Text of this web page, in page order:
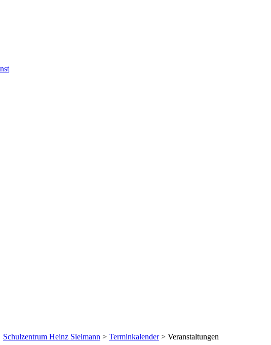
Schulzentrum Heinz Sielmann > Terminkalender> Veranstaltungen